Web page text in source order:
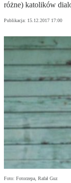
różne) katolików
Publikacja: 15.12.2017 17:00
Foto: Fotorzepa, Rafał Guz